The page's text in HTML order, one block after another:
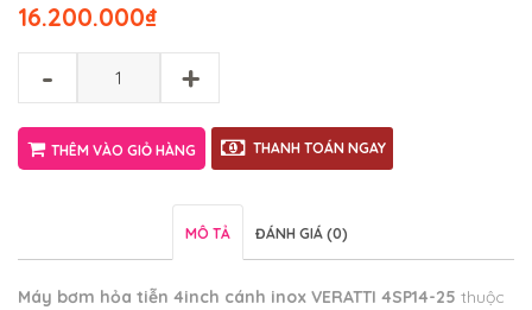
₫
16.200.000
- +
THÊM VÀO GIỎ HÀNG THANH TOÁN NGAY
MÔ TẢ ĐÁNH GIÁ (0)
Máy bơm hỏa tiễn 4inch cánh inox VERATTI 4SP14-25 thuộc